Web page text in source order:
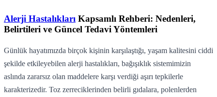
Alerji Hastalıkları Kapsamlı Rehberi: Nedenleri,
Belirtileri ve Güncel Tedavi Yöntemleri
Günlük hayatımızda birçok kişinin karşılaştığı, yaşam kalitesini ciddi
şekilde etkileyebilen alerji hastalıkları, bağışıklık sistemimizin
aslında zararsız olan maddelere karşı verdiği aşırı tepkilerle
karakterizedir. Toz zerreciklerinden belirli gıdalara, polenlerden